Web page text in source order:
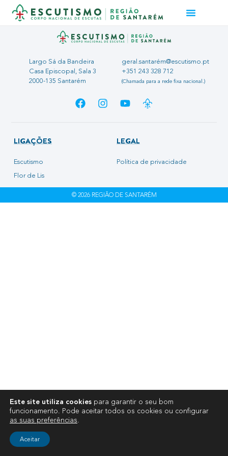
Largo Sá da Bandeira
Casa Episcopal, Sala 3
2000-135 Santarém
geral.santarém@escutismo.pt
+351 243 328 712
(Chamada para a rede fixa nacional.)
LIGAÇÕES
Escutismo
Flor de Lis
LEGAL
Política de privacidade
© 2026 REGIÃO DE SANTARÉM
Este site utiliza cookies para garantir o seu bom
funcionamento. Pode aceitar todos os cookies ou configurar
as suas preferências.
Aceitar